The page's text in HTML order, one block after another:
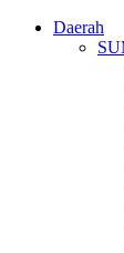
Daerah